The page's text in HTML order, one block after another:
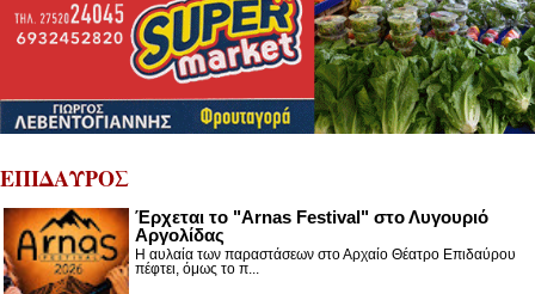
ΕΠΙΔΑΥΡΟΣ
Έρχεται το "Arnas Festival" στο Λυγουριό
Αργολίδας
Η αυλαία των παραστάσεων στο Αρχαίο Θέατρο Επιδαύρου
πέφτει, όμως το π...